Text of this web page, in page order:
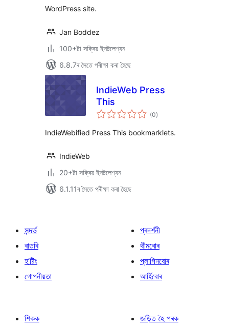
WordPress site.
Jan Boddez
100+টা সক্ৰিয় ইনষ্টলেশ্যন
6.8.7ৰ সৈতে পৰীক্ষা কৰা হৈছে
IndieWeb Press
This
(0টা
মুঠ)
IndieWebified Press This bookmarklets.
IndieWeb
20+টা সক্ৰিয় ইনষ্টলেশ্যন
6.1.11ৰ সৈতে পৰীক্ষা কৰা হৈছে
সন্দৰ্ভ
বাতৰি
হ’ষ্টিং
গোপনীয়তা
প্ৰদৰ্শনী
থীমবোৰ
প্লাগিনবোৰ
আৰ্হিবোৰ
শিকক
জড়িত হৈ পৰক